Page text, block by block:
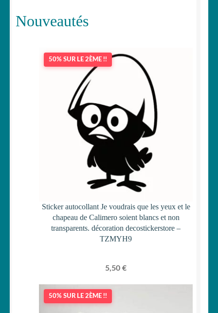
Nouveautés
50% SUR LE 2ÈME !!
Sticker autocollant Je voudrais que les yeux et le
chapeau de Calimero soient blancs et non
transparents. décoration decostickerstore –
TZMYH9
5,50 €
50% SUR LE 2ÈME !!